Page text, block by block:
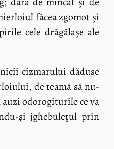
făcea zgomot şi
cele drăgălaşe ale
cizmarului dăduse
de teamă să nu-
odorogiturile ce va
şi jghebuleţul prin